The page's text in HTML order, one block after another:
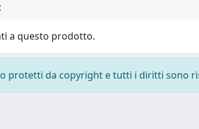
a questo prodotto.
protetti da copyright e tutti i diritti sono